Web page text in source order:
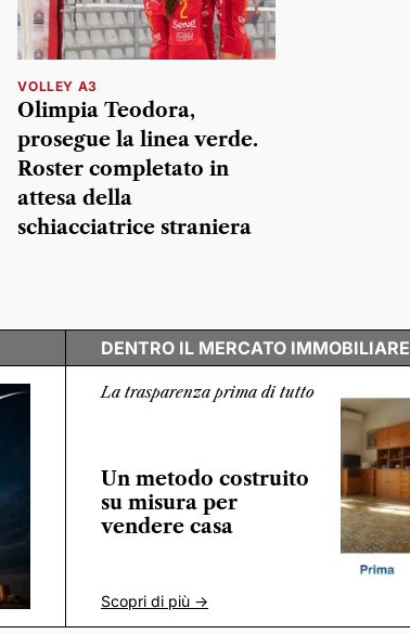
VOLLEY A3
Olimpia Teodora,
prosegue la linea verde.
Roster completato in
attesa della
schiacciatrice straniera
DENTRO IL MERCATO IMMOBILIARE
La trasparenza prima di tutto
Un metodo costruito
su misura per
vendere casa
Scopri di più ->